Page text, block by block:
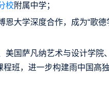
校附属中学；
大学深度合作，成为“歌
美国萨凡纳艺术与设计学院
班，进一步构建雨中国高